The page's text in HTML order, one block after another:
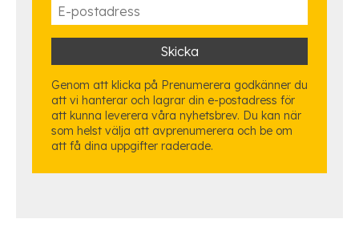
Genom att klicka på Prenumerera godkänner du
att vi hanterar och lagrar din e-postadress för
att kunna leverera våra nyhetsbrev. Du kan när
som helst välja att avprenumerera och be om
att få dina uppgifter raderade.